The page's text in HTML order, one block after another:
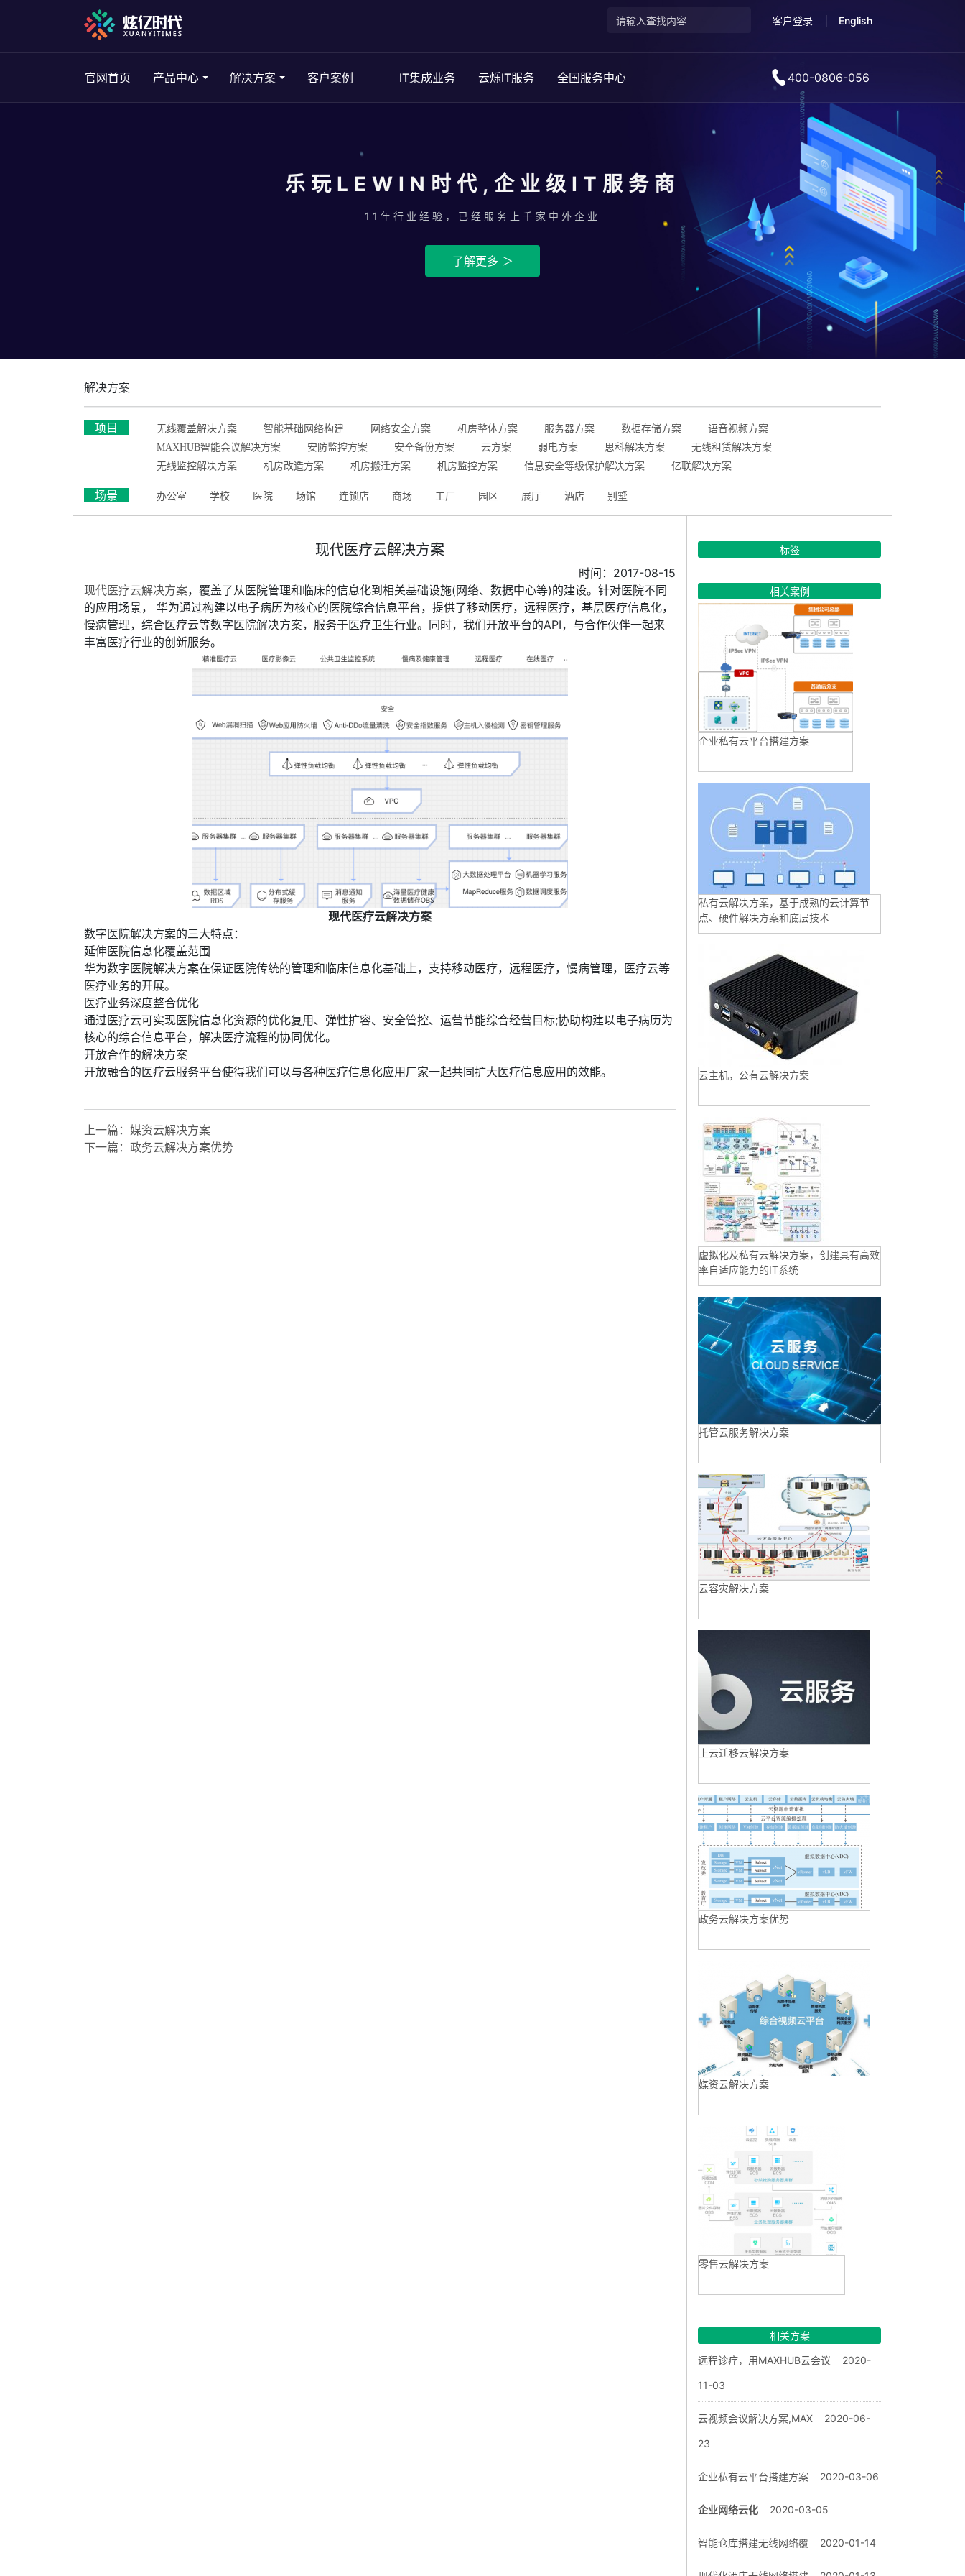
客户登录 English
官网首页 产品中心 解决方案 客户案例 IT集成业务 云烁IT服务 全国服务中心 400-0806-056
乐玩LEWIN时代,企业级IT服务商
11年行业经验，已经服务上千家中外企业
了解更多 ＞
解决方案
项目 无线覆盖解决方案 智能基础网络构建 网络安全方案 机房整体方案 服务器方案 数据存储方案
语音视频方案
MAXHUB智能会议解决方案
安防监控方案 安全备份方案 云方案 弱电方案 思科解决方案
无线租赁解决方案
无线监控解决方案
机房改造方案 机房搬迁方案 机房监控方案 信息安全等级保护解决方案 亿联解决方案
场景 办公室 学校 医院 场馆 连锁店 商场 工厂 园区 展厅 酒店 别墅
现代医疗云解决方案
时间：2017-08-15
现代医疗云解决方案，覆盖了从医院管理和临床的信息化到相关基础设施(网络、数据中心等)的建设。针对医院不同
的应用场景， 华为通过构建以电子病历为核心的医院综合信息平台，提供了移动医疗，远程医疗，基层医疗信息化，
慢病管理，综合医疗云等数字医院解决方案，服务于医疗卫生行业。同时，我们开放平台的API，与合作伙伴一起来
丰富医疗行业的创新服务。
现代医疗云解决方案
数字医院解决方案的三大特点：
延伸医院信息化覆盖范围
华为数字医院解决方案在保证医院传统的管理和临床信息化基础上，支持移动医疗，远程医疗，慢病管理，医疗云等
医疗业务的开展。
医疗业务深度整合优化
通过医疗云可实现医院信息化资源的优化复用、弹性扩容、安全管控、运营节能综合经营目标;协助构建以电子病历为
核心的综合信息平台，解决医疗流程的协同优化。
开放合作的解决方案
开放融合的医疗云服务平台使得我们可以与各种医疗信息化应用厂家一起共同扩大医疗信息应用的效能。
上一篇： 媒资云解决方案
下一篇： 政务云解决方案优势
标签
相关案例
企业私有云平台搭建方案
私有云解决方案，基于成熟的云计算节
点、硬件解决方案和底层技术
云主机，公有云解决方案
虚拟化及私有云解决方案，创建具有高效
率自适应能力的IT系统
托管云服务解决方案
云容灾解决方案
上云迁移云解决方案
政务云解决方案优势
媒资云解决方案
零售云解决方案
相关方案
远程诊疗，用MAXHUB云会议 2020-
11-03
云视频会议解决方案,MAX 2020-06-
23
企业私有云平台搭建方案 2020-03-06
企业网络云化 2020-03-05
智能仓库搭建无线网络覆 2020-01-14